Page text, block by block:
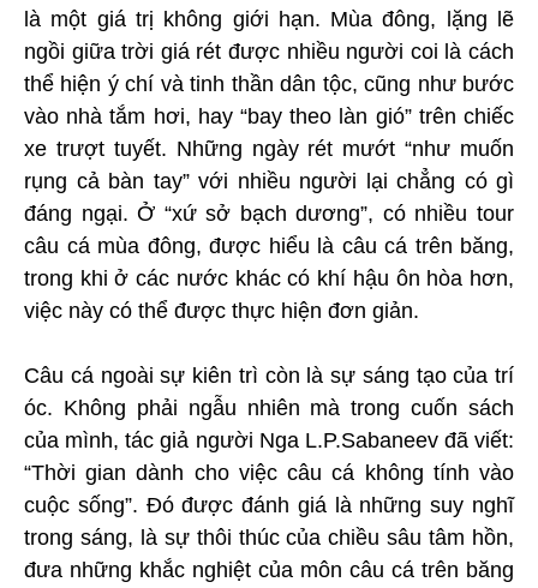
là một giá trị không giới hạn. Mùa đông, lặng lẽ
ngồi giữa trời giá rét được nhiều người coi là cách
thể hiện ý chí và tinh thần dân tộc, cũng như bước
vào nhà tắm hơi, hay “bay theo làn gió” trên chiếc
xe trượt tuyết. Những ngày rét mướt “như muốn
rụng cả bàn tay” với nhiều người lại chẳng có gì
đáng ngại. Ở “xứ sở bạch dương”, có nhiều tour
câu cá mùa đông, được hiểu là câu cá trên băng,
trong khi ở các nước khác có khí hậu ôn hòa hơn,
việc này có thể được thực hiện đơn giản.
Câu cá ngoài sự kiên trì còn là sự sáng tạo của trí
óc. Không phải ngẫu nhiên mà trong cuốn sách
của mình, tác giả người Nga L.P.Sabaneev đã viết:
“Thời gian dành cho việc câu cá không tính vào
cuộc sống”. Đó được đánh giá là những suy nghĩ
trong sáng, là sự thôi thúc của chiều sâu tâm hồn,
đưa những khắc nghiệt của môn câu cá trên băng